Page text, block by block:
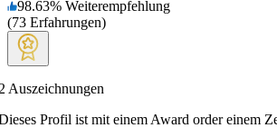
98.63% Weiterempfehlung
(73 Erfahrungen)
Auszeichnungen
Profil ist mit einem Award order einem